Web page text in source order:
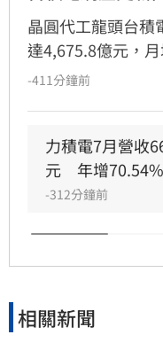
晶圓代工龍頭台積
達4,675.8億元，
單月歷史新高。今
產及海外廠運作
但受惠於全球先
優化生產效率與
現仍深具信心，
-411分鐘前
力積電7月營收
元　年增70.54%
-312分鐘前
相關新聞